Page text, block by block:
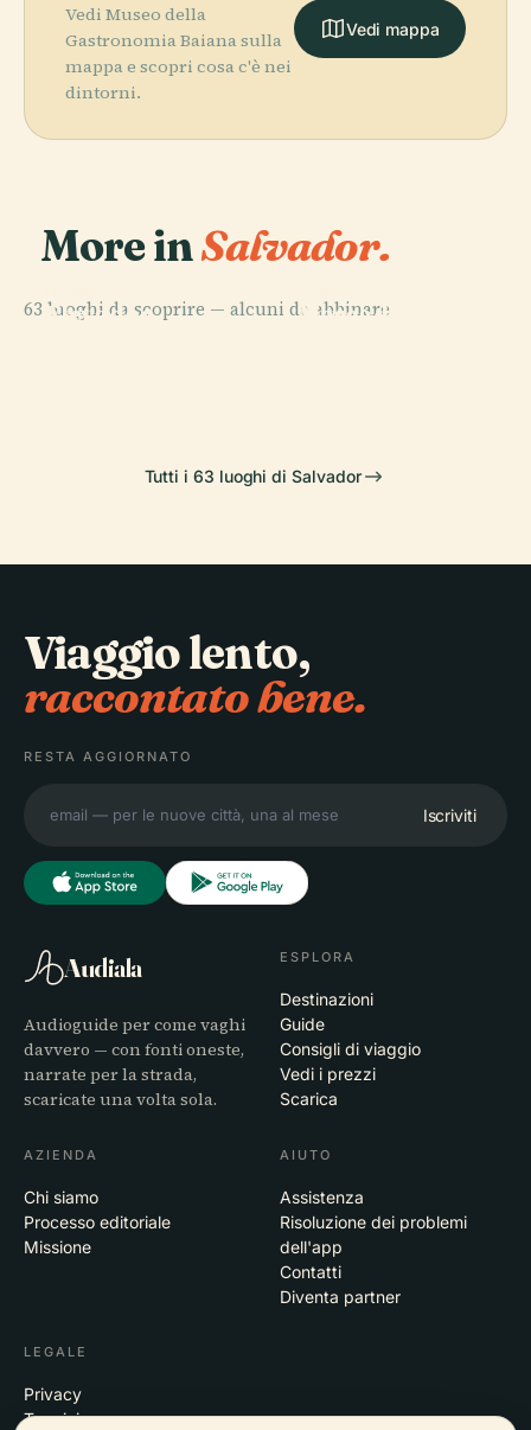
Vedi Museo della
Gastronomia Baiana sulla
mappa e scopri cosa c'è nei
dintorni.
Vedi mappa
More inSalvador.
63 luoghi da scoprire — alcuni da abbinare.
Elevador
Mercado
PLACE PLACE
Tutti i 63 luoghi di Salvador
Viaggio lento,
raccontato bene.
RESTA AGGIORNATO
Iscriviti
Audiala
Audioguide per come vaghi
davvero — con fonti oneste,
narrate per la strada,
scaricate una volta sola.
ESPLORA
Destinazioni
Guide
Consigli di viaggio
Vedi i prezzi
Scarica
AZIENDA
Chi siamo
Processo editoriale
Missione
AIUTO
Assistenza
Risoluzione dei problemi
dell'app
Contatti
Diventa partner
LEGALE
Privacy
Termini